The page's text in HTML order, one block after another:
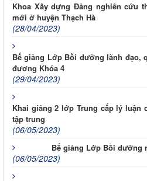
Khoa Xây dựng Đảng nghiên cứu
mới ở huyện Thạch Hà
(28/04/2023)
Bế giảng Lớp Bồi dưỡng lãnh đạo,
đương Khóa 4
(29/04/2023)
Khai giảng 2 lớp Trung cấp lý luận
tập trung
(06/05/2023)
Bế giảng Lớp Bồi dưỡng
(06/05/2023)